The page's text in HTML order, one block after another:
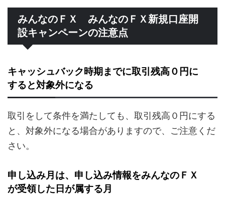
みんなのＦＸ みんなのＦＸ新規口座開
設キャンペーンの注意点
キャッシュバック時期までに取引残高０円に
すると対象外になる
取引をして条件を満たしても、取引残高０円にする
と、対象外になる場合がありますので、ご注意くだ
さい。
申し込み月は、申し込み情報をみんなのＦＸ
が受領した日が属する月